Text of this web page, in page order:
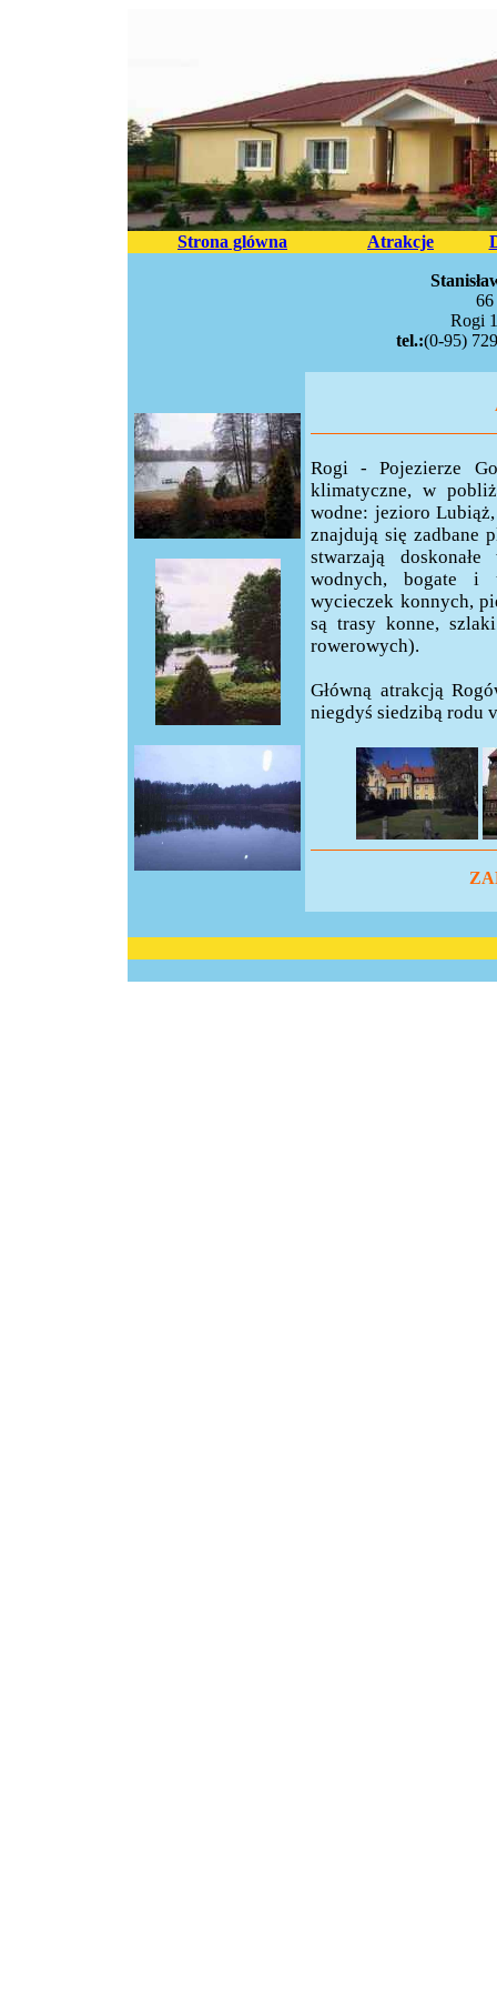
Strona glówna Atrakcje
66
Rogi
tel.:(0-95)
Rogi - Pojezierze
klimatyczne, w
wodne: jezioro
znajdują się zadbane
stwarzają
wodnych, bogate i
wycieczek konnych,
są trasy konne,
rowerowych).
Główną atrakcją
niegdyś siedzibą rodu